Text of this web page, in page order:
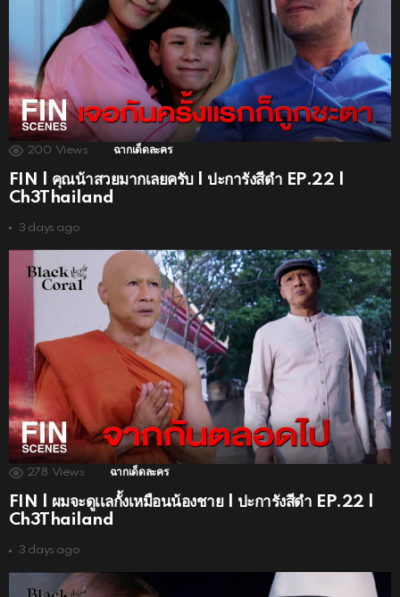
200 Views ฉากเด็ดละคร
FIN | คุณน้าสวยมากเลยครับ | ปะการังสีดำ EP.22 |
Ch3Thailand
3 days ago
278 Views ฉากเด็ดละคร
FIN | ผมจะดูเเลกั้งเหมือนน้องชาย | ปะการังสีดำ EP.22 |
Ch3Thailand
3 days ago